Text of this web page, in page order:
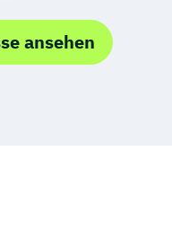
ansehen